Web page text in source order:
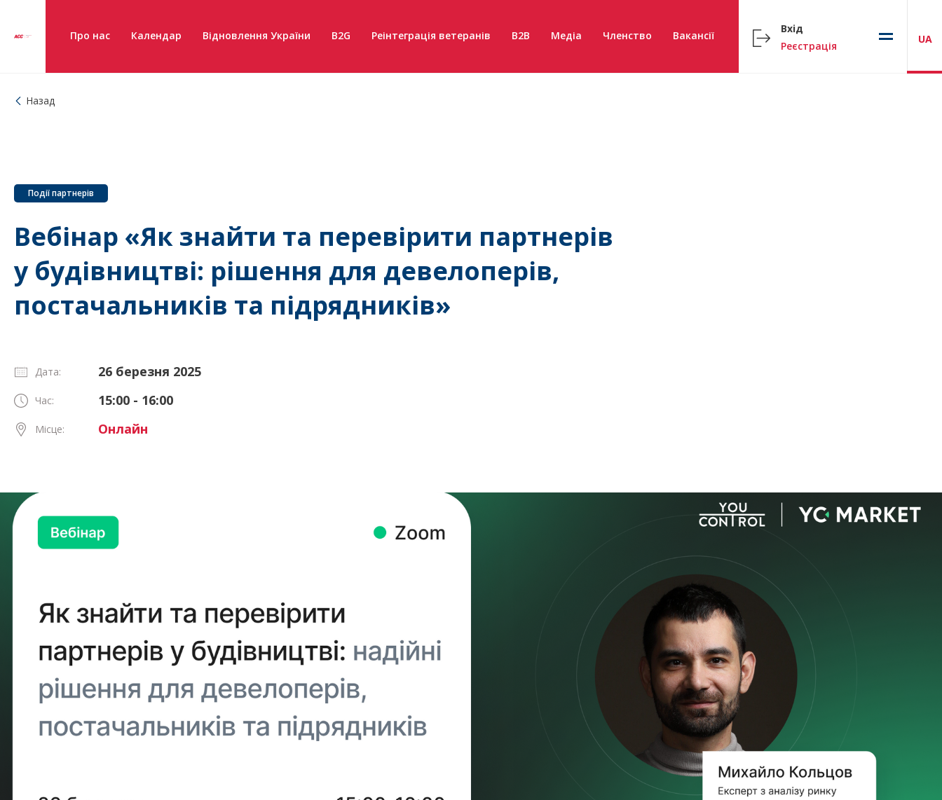
Про нас Календар Відновлення України B2G Реінтеграція ветеранів B2B Медіа Членство Вакансії
Вхід
Реєстрація
UA
Назад
Події партнерів
Вебінар «Як знайти та перевірити партнерів
у будівництві: рішення для девелоперів,
постачальників та підрядників»
Дата: 26 березня 2025
Час: 15:00 - 16:00
Місце: Онлайн